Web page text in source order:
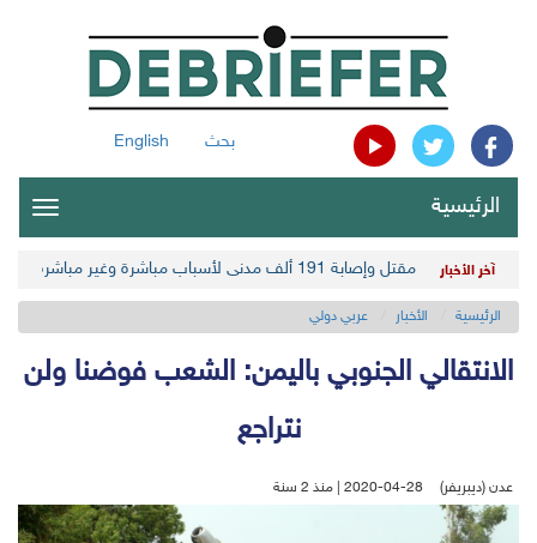
بحث English
الرئيسية
آخر الأخبار مقتل وإصابة 191 ألف مدني لأسباب مباشرة وغير مباشرة في أحدث حصيلة حوثية
الرئيسية الأخبار عربي دولي
الانتقالي الجنوبي باليمن: الشعب فوضنا ولن
نتراجع
عدن (ديبريفر) 2020-04-28 | منذ 2 سنة